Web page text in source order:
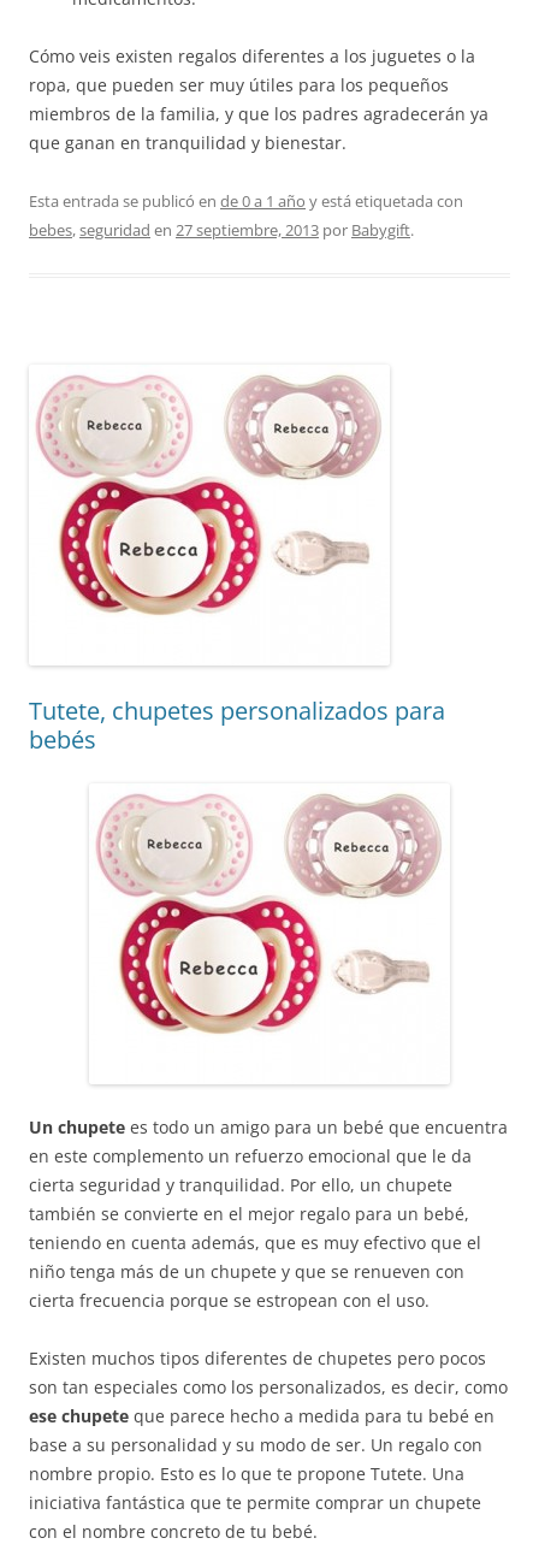
Cómo veis existen regalos diferentes a los juguetes o la
ropa, que pueden ser muy útiles para los pequeños
miembros de la familia, y que los padres agradecerán ya
que ganan en tranquilidad y bienestar.
Esta entrada se publicó en de 0 a 1 año y está etiquetada con
bebes,seguridad en 27 septiembre, 2013 por Babygift.
Tutete, chupetes personalizados para
bebés
Un chupete es todo un amigo para un bebé que encuentra
en este complemento un refuerzo emocional que le da
cierta seguridad y tranquilidad. Por ello, un chupete
también se convierte en el mejor regalo para un bebé,
teniendo en cuenta además, que es muy efectivo que el
niño tenga más de un chupete y que se renueven con
cierta frecuencia porque se estropean con el uso.
Existen muchos tipos diferentes de chupetes pero pocos
son tan especiales como los personalizados, es decir, como
ese chupete que parece hecho a medida para tu bebé en
base a su personalidad y su modo de ser. Un regalo con
nombre propio. Esto es lo que te propone Tutete. Una
iniciativa fantástica que te permite comprar un chupete
con el nombre concreto de tu bebé.